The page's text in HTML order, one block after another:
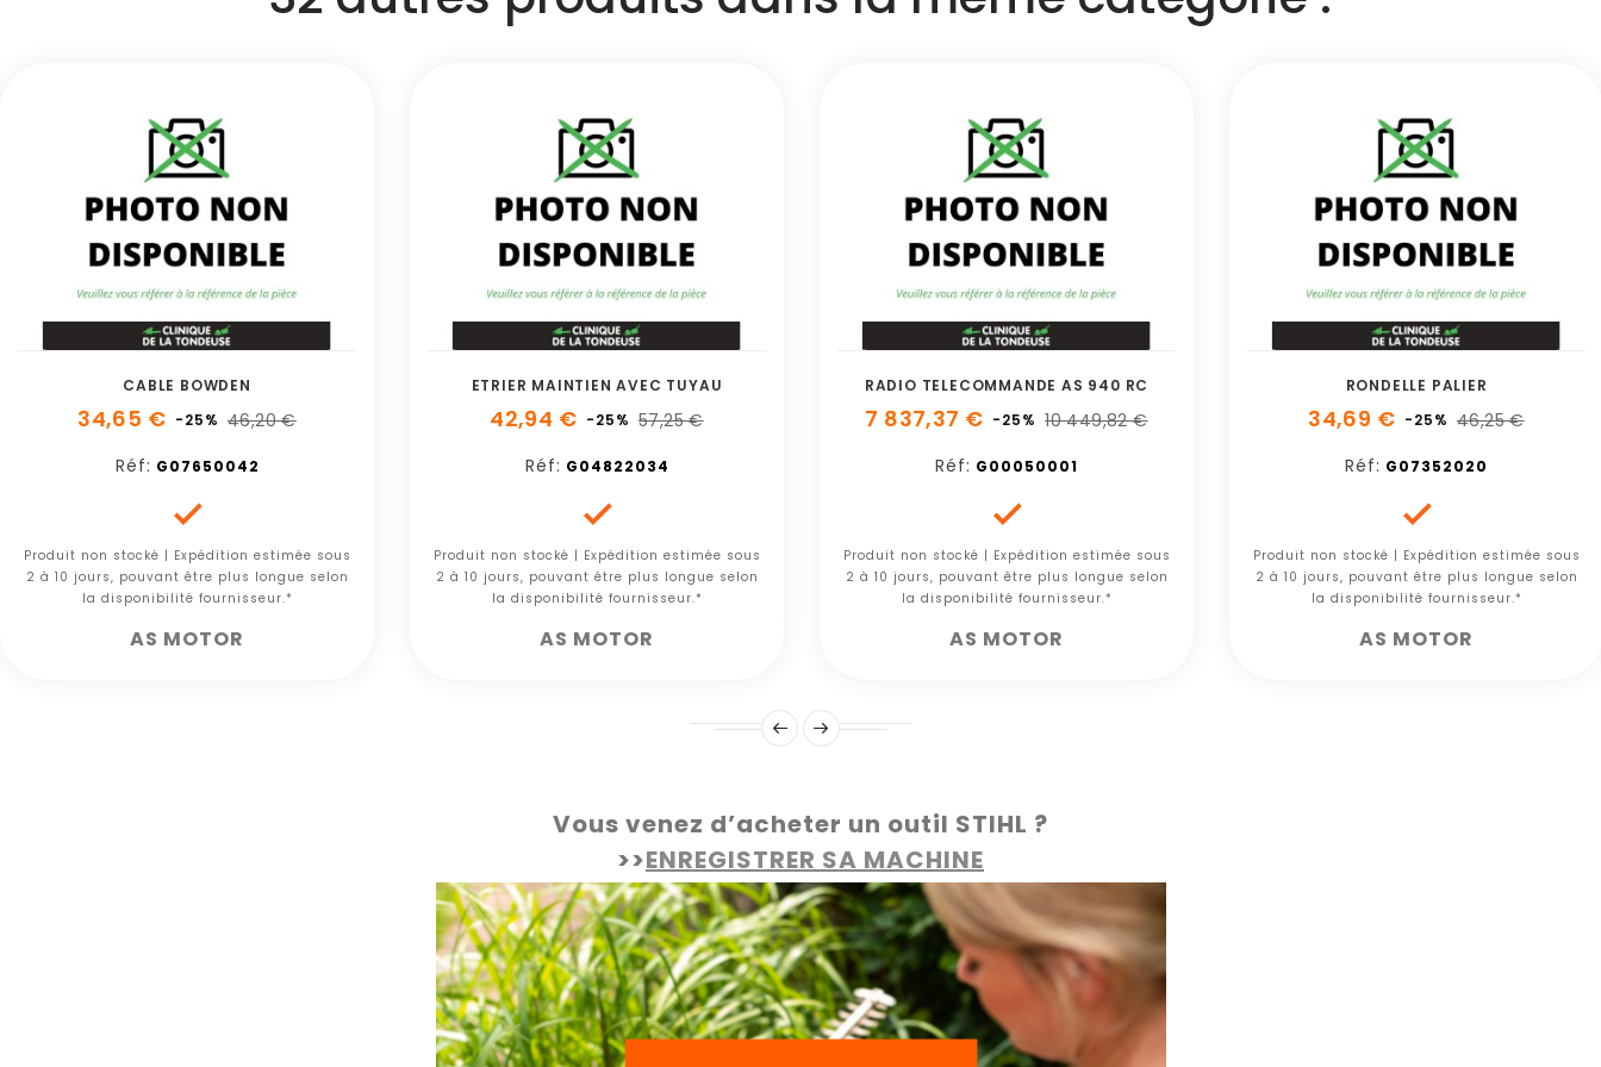
CABLE BOWDEN
34,65 € -25% 46,20 €
Réf: G07650042

Produit non stocké | Expédition estimée sous
2 à 10 jours, pouvant être plus longue selon
la disponibilité fournisseur.*
AS MOTOR
ETRIER MAINTIEN AVEC TUYAU
42,94 € -25% 57,25 €
Réf: G04822034

Produit non stocké | Expédition estimée sous
2 à 10 jours, pouvant être plus longue selon
la disponibilité fournisseur.*
AS MOTOR
RADIO TELECOMMANDE AS 940 RC
7 837,37 € -25% 10 449,82 €
Réf: G00050001

Produit non stocké | Expédition estimée sous
2 à 10 jours, pouvant être plus longue selon
la disponibilité fournisseur.*
AS MOTOR
RONDELLE PALIER
34,69 € -25% 46,25 €
Réf: G07352020

Produit non stocké | Expédition estimée sous
2 à 10 jours, pouvant être plus longue selon
la disponibilité fournisseur.*
AS MOTOR
Vous venez d’acheter un outil STIHL ?
>>ENREGISTRER SA MACHINE